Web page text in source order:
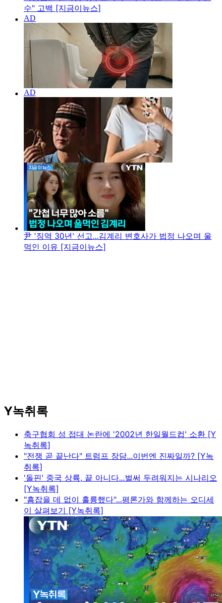
수" 고백 [지금이뉴스]
尹 '징역 30년' 선고...김계리 변호사가 법정 나오며 울
먹인 이유 [지금이뉴스]
Y녹취록
축구협회 성 접대 논란에 '2002년 한일월드컵' 소환 [Y
녹취록]
"전쟁 곧 끝난다" 트럼프 장담...이번엔 진짜일까? [Y녹
취록]
'돌핀' 중국 상륙, 끝 아니다...벌써 두려워지는 시나리오
[Y녹취록]
"흠잡을 데 없이 훌륭했다"...평론가와 함께하는 오디세
이 살펴보기 [Y녹취록]